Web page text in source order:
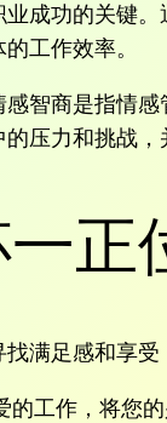
成功的关键
工作效率。
智商是指情
压力和挑战，
正
满足感和享
工作，将您